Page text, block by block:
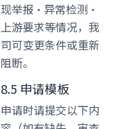
现举报·异常检测·
上游要求等情况，我
司可变更条件或重新
阻断。
8.5 申请模板
申请时请提交以下内